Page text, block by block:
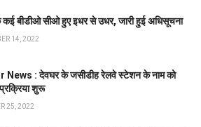
बीडीओ सीओ हुए इधर से उधर, जारी हुई अधिसूचना
14, 2022
News : देवघर के जसीडीह रेलवे स्टेशन के नाम को
शुरू
25, 2022